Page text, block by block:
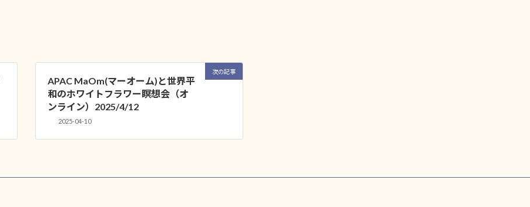
次の記事
APAC MaOm(マーオーム)と世界平
和のホワイトフラワー瞑想会（オ
ンライン）2025/4/12
2025-04-10